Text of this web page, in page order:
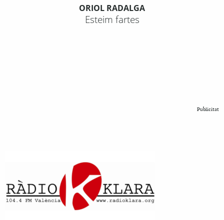
ORIOL RADALGA
Esteim fartes
Publicitat